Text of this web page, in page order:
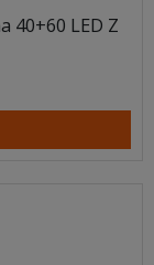
40+60 LED Z